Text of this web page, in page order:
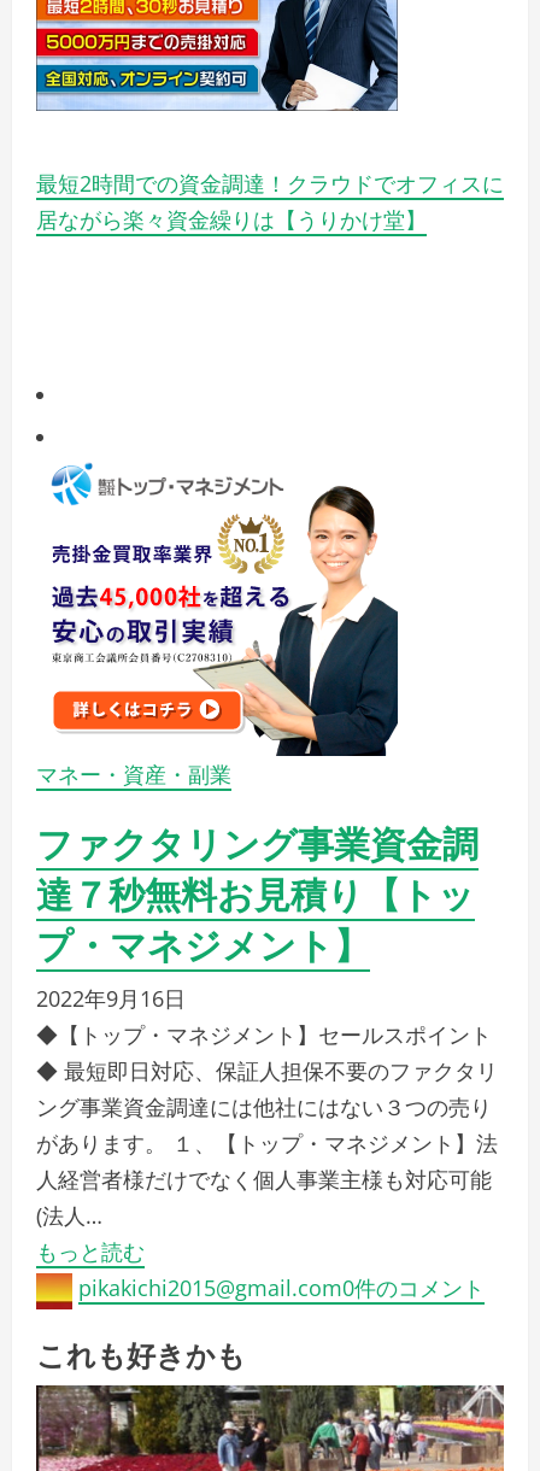
最短2時間での資金調達！クラウドでオフィスに
居ながら楽々資金繰りは【うりかけ堂】
マネー・資産・副業
ファクタリング事業資金調
達７秒無料お見積り【トッ
プ・マネジメント】
2022年9月16日
◆【トップ・マネジメント】セールスポイント
◆ 最短即日対応、保証人担保不要のファクタリ
ング事業資金調達には他社にはない３つの売り
があります。 １、【トップ・マネジメント】法
人経営者様だけでなく個人事業主様も対応可能
(法人…
もっと読む
pikakichi2015@gmail.com0件のコメント
これも好きかも